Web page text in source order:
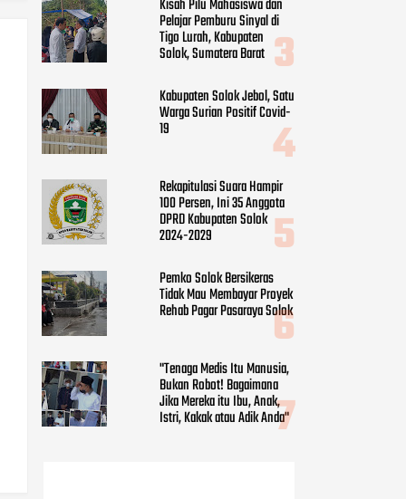
Kisah Pilu Mahasiswa dan
Pelajar Pemburu Sinyal di
Tigo Lurah, Kabupaten
Solok, Sumatera Barat
Kabupaten Solok Jebol, Satu
Warga Surian Positif Covid-
19
Rekapitulasi Suara Hampir
100 Persen, Ini 35 Anggota
DPRD Kabupaten Solok
2024-2029
Pemko Solok Bersikeras
Tidak Mau Membayar Proyek
Rehab Pagar Pasaraya Solok
"Tenaga Medis Itu Manusia,
Bukan Robot! Bagaimana
Jika Mereka itu Ibu, Anak,
Istri, Kakak atau Adik Anda"